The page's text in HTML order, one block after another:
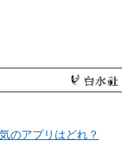
のアプリはどれ？